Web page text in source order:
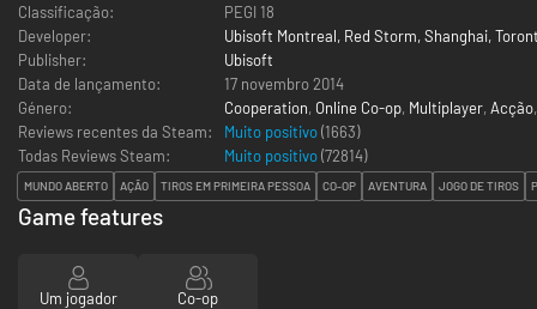
Classificação:
PEGI 18
Developer:
Ubisoft Montreal, Red Storm, Shanghai,
Publisher:
Ubisoft
Data de lançamento:
17 novembro 2014
Género:
Cooperation, Online Co-op, Multiplayer, Acção
Reviews recentes da Steam:
Muito positivo(1663)
Todas Reviews Steam:
Muito positivo(72814)
MUNDO ABERTO AÇÃO TIROS EM PRIMEIRA PESSOA CO-OP AVENTURA JOGO DE TIROS
Game features
Um jogador Co-op